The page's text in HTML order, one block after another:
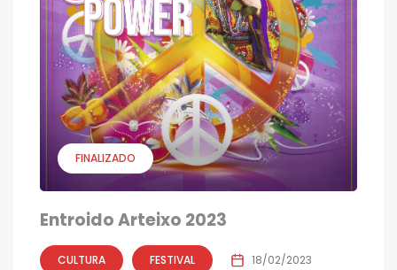
FINALIZADO
Entroido Arteixo 2023
CULTURA FESTIVAL 18/02/2023